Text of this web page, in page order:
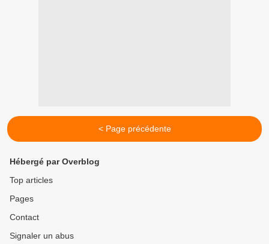
< Page précédente
Hébergé par Overblog
Top articles
Pages
Contact
Signaler un abus